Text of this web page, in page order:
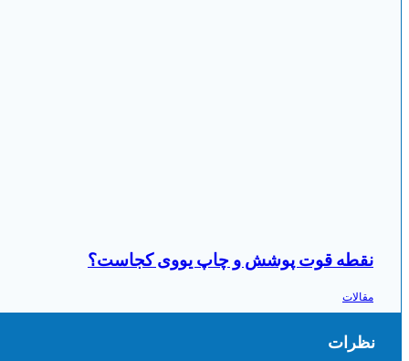
نقطه قوت پوشش و چاپ یووی کجاست؟
مقالات
نظرات